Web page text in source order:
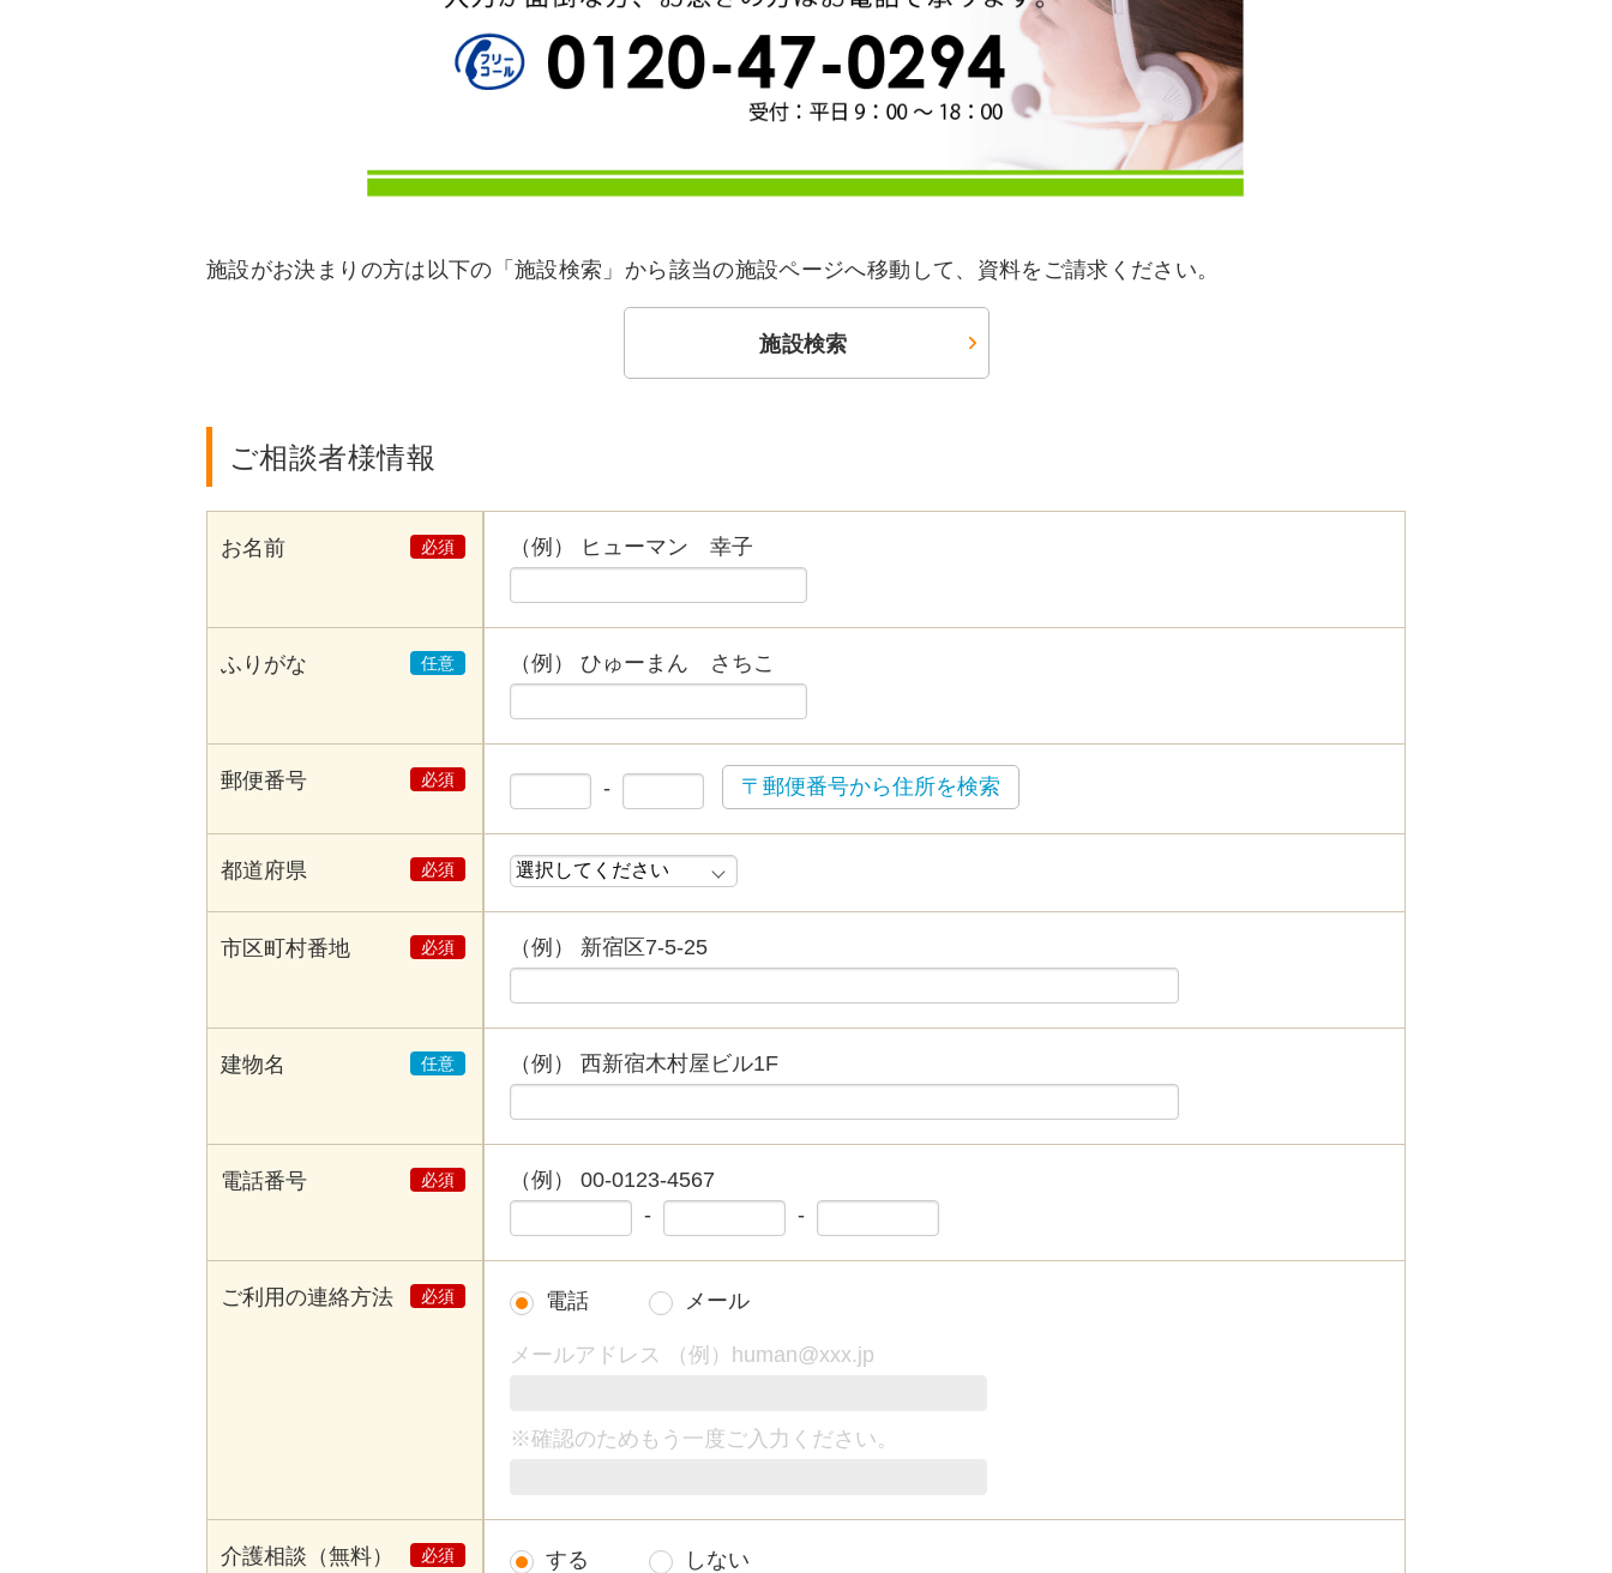
施設がお決まりの方は以下の「施設検索」から該当の施設ページへ移動して、資料をご請求ください。
施設検索
ご相談者様情報
お名前 （例） ヒューマン 幸子
ふりがな （例） ひゅーまん さちこ
郵便番号 - 〒郵便番号から住所を検索
都道府県
市区町村番地 （例） 新宿区7-5-25
建物名 （例） 西新宿木村屋ビル1F
電話番号
（例） 00-0123-4567
-
-
ご利用の連絡方法 電話 メール
メールアドレス （例）human@xxx.jp
※確認のためもう一度ご入力ください。
介護相談（無料）
する
しない